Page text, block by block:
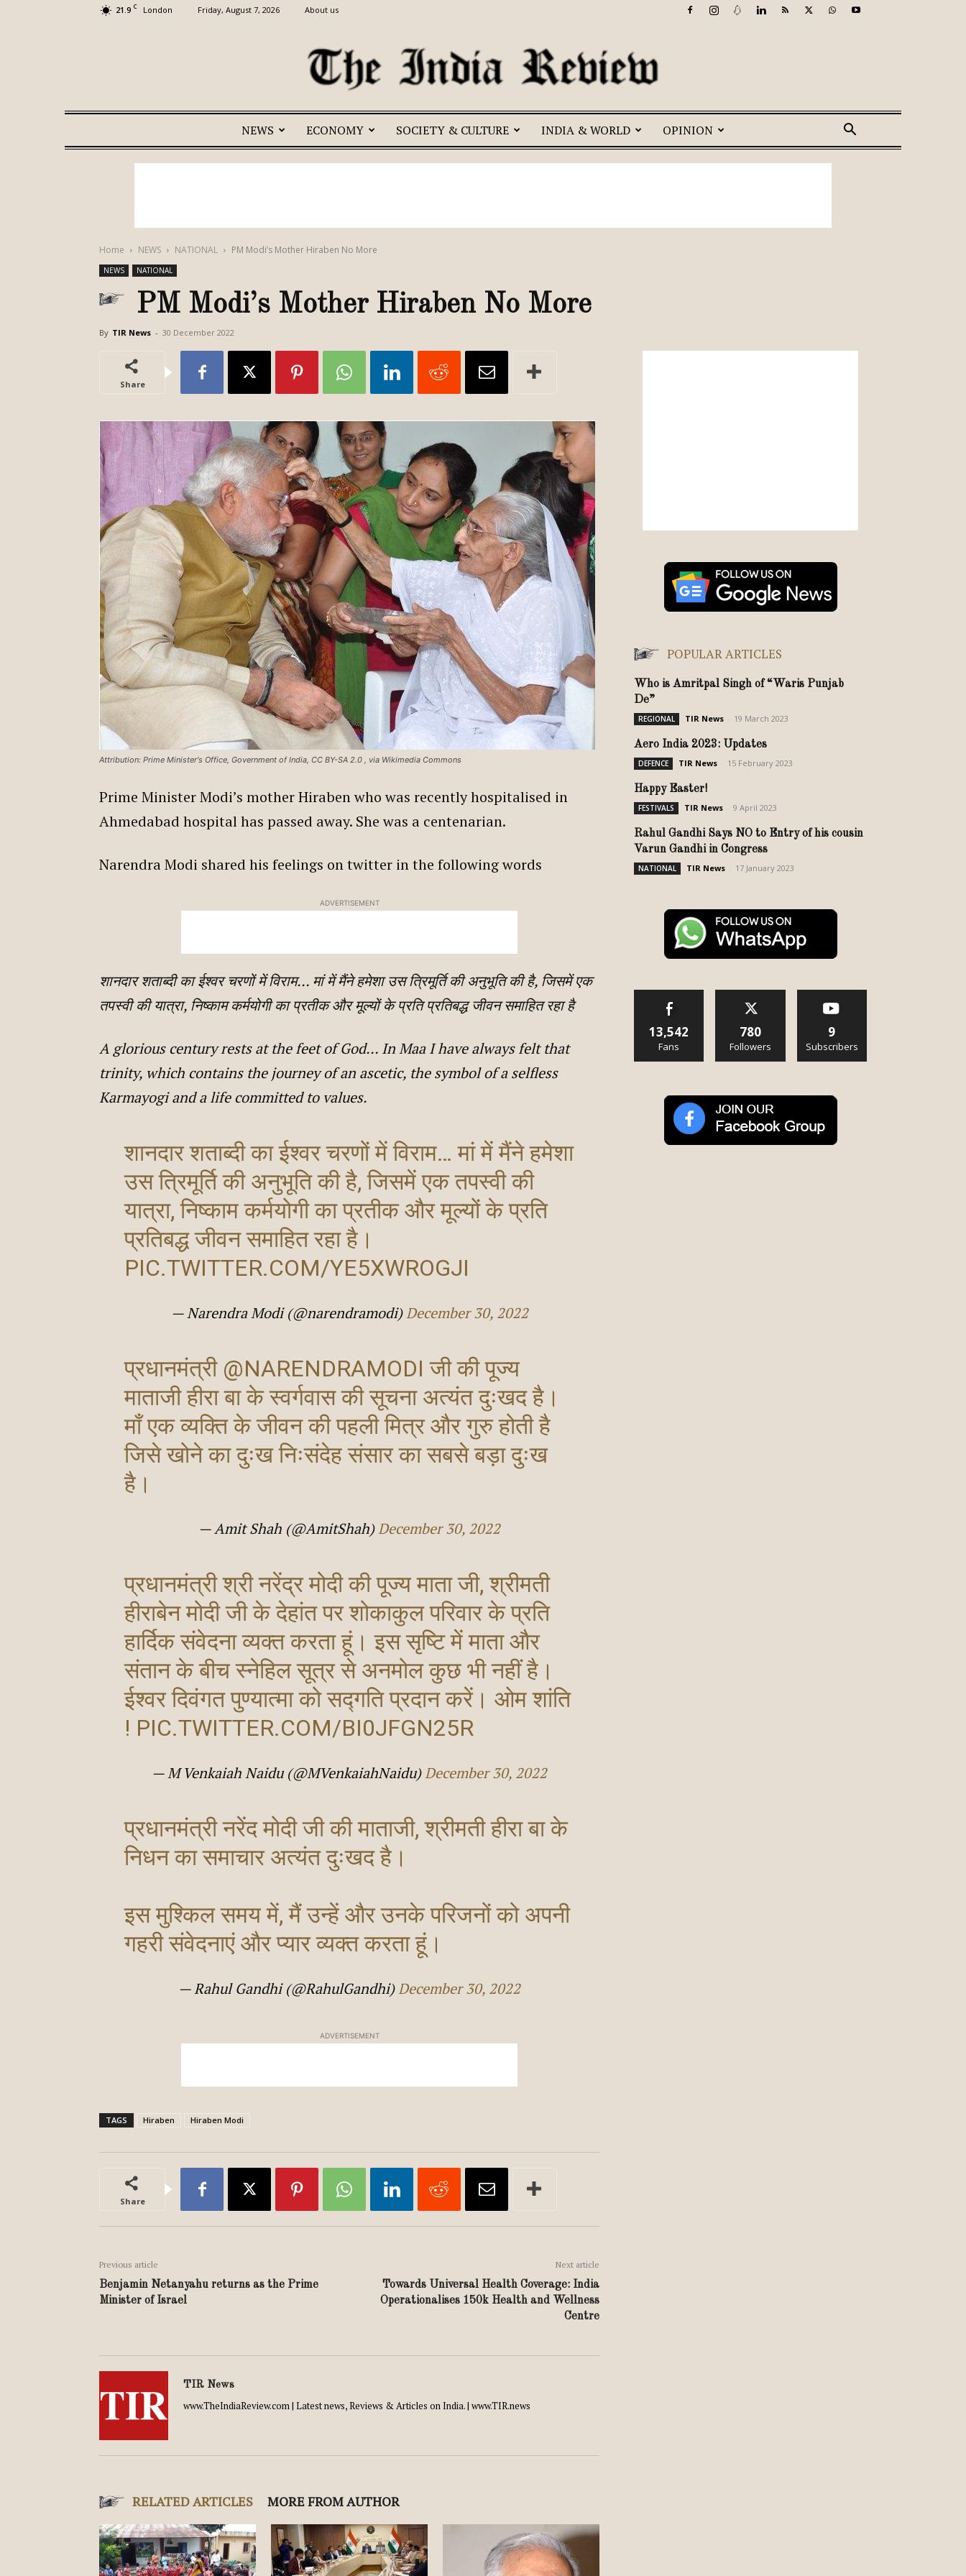
21.9 C London Friday, August 7, 2026 About us
The
TIR
NEWS ECONOMY SOCIETY & CULTURE INDIA & WORLD OPINION
Home NEWS NATIONAL PM Modi’s Mother Hiraben No More
NEWS NATIONAL
PM Modi’s Mother Hiraben No More
By TIR News - 30 December 2022
Share
Attribution: Prime Minister's Office, Government of India, CC BY-SA 2.0 , via Wikimedia Commons
Prime Minister Modi’s mother Hiraben who was recently hospitalised in
Ahmedabad hospital has passed away. She was a centenarian.
Narendra Modi shared his feelings on twitter in the following words
ADVERTISEMENT
शानदार शताब्दी का ईश्वर चरणों में विराम… मां में मैंने हमेशा उस त्रिमूर्ति की अनुभूति की है, जिसमें एक
तपस्वी की यात्रा, निष्काम कर्मयोगी का प्रतीक और मूल्यों के प्रति प्रतिबद्ध जीवन समाहित रहा है
A glorious century rests at the feet of God… In Maa I have always felt that
trinity, which contains the journey of an ascetic, the symbol of a selfless
Karmayogi and a life committed to values.
शानदार शताब्दी का ईश्वर चरणों में विराम… मां में मैंने हमेशा
उस त्रिमूर्ति की अनुभूति की है, जिसमें एक तपस्वी की
यात्रा, निष्काम कर्मयोगी का प्रतीक और मूल्यों के प्रति
प्रतिबद्ध जीवन समाहित रहा है।
PIC.TWITTER.COM/YE5XWROGJI
— Narendra Modi (@narendramodi)December 30, 2022
प्रधानमंत्री @NARENDRAMODI जी की पूज्य
माताजी हीरा बा के स्वर्गवास की सूचना अत्यंत दुःखद है।
माँ एक व्यक्ति के जीवन की पहली मित्र और गुरु होती है
जिसे खोने का दुःख निःसंदेह संसार का सबसे बड़ा दुःख
है।
— Amit Shah (@AmitShah)December 30, 2022
प्रधानमंत्री श्री नरेंद्र मोदी की पूज्य माता जी, श्रीमती
हीराबेन मोदी जी के देहांत पर शोकाकुल परिवार के प्रति
हार्दिक संवेदना व्यक्त करता हूं। इस सृष्टि में माता और
संतान के बीच स्नेहिल सूत्र से अनमोल कुछ भी नहीं है।
ईश्वर दिवंगत पुण्यात्मा को सद्गति प्रदान करें। ओम शांति
! PIC.TWITTER.COM/BI0JFGN25R
— M Venkaiah Naidu (@MVenkaiahNaidu)December 30, 2022
प्रधानमंत्री नरेंद मोदी जी की माताजी, श्रीमती हीरा बा के
निधन का समाचार अत्यंत दुःखद है।
इस मुश्किल समय में, मैं उन्हें और उनके परिजनों को अपनी
गहरी संवेदनाएं और प्यार व्यक्त करता हूं।
— Rahul Gandhi (@RahulGandhi)December 30, 2022
ADVERTISEMENT
TAGS Hiraben Hiraben Modi
Share
Previous article
Benjamin Netanyahu returns as the Prime
Minister of Israel
Next article
Towards Universal Health Coverage: India
Operationalises 150k Health and Wellness
Centre
TIR News
www.TheIndiaReview.com | Latest news, Reviews & Articles on India. | www.TIR.news
RELATED ARTICLES MORE FROM AUTHOR
POPULAR ARTICLES
Who is Amritpal Singh of “Waris Punjab
De”
REGIONAL TIR News 19 March 2023
Aero India 2023: Updates
DEFENCE TIR News 15 February 2023
Happy Easter!
FESTIVALS TIR News 9 April 2023
Rahul Gandhi Says NO to Entry of his cousin
Varun Gandhi in Congress
NATIONAL TIR News 17 January 2023
13,542
Fans
780
Followers
9
Subscribers